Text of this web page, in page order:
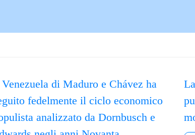
di Maduro e Chávez ha
fedelmente il ciclo economico
analizzato da Dornbusch e